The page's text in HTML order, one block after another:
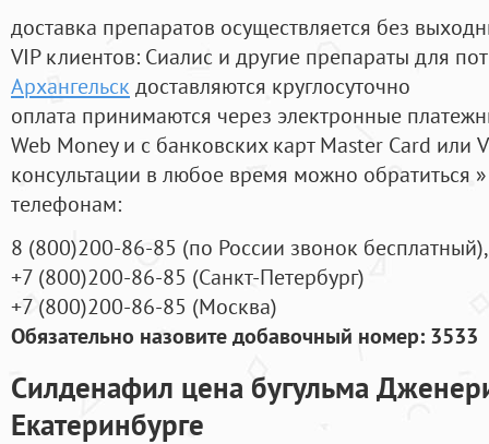
доставка препаратов осуществляется без
VIP клиентов: Сиалис и другие препараты для
Архангельск доставляются круглосуточно
оплата принимаются через электронные
Web Money и с банковских карт Master Card или
консультации в любое время можно обратиться
телефонам:
8 (800)200-86-85 (по России звонок бесплатный),
+7 (800)200-86-85 (Санкт-Петербург)
+7 (800)200-86-85 (Москва)
Обязательно назовите добавочный номер: 3533
Силденафил цена бугульма
Екатеринбурге